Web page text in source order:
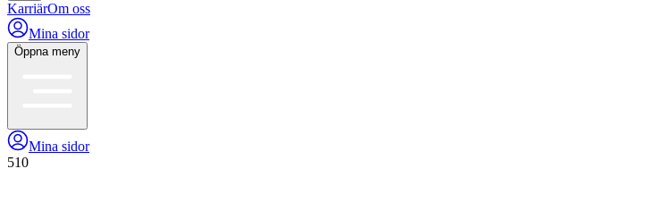
KarriärOm oss
Mina sidor
Öppna meny
Mina sidor
510